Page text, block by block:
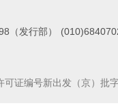
（发行部）
可证编号新出发（京）批